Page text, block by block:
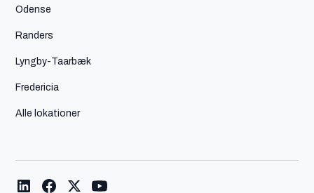
Odense
Randers
Lyngby-Taarbæk
Fredericia
Alle lokationer